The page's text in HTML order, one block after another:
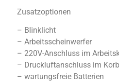
Zusatzoptionen
– Blinklicht
– Arbeitsscheinwerfer
– 220V-Anschluss im
– Druckluftanschluss im Korb
– wartungsfreie Batterien